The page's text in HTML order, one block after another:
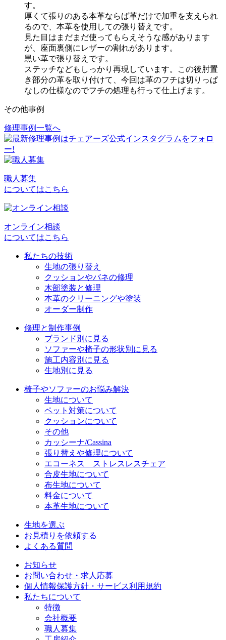
す。
厚くて張りのある本革ならば革だけで加重を支えられ
るので、本革を使用しての張り替えです。
見た目はまだまだ使ってもらえそうな感があります
が、座面裏側にレザーの割れがあります。
黒い革で張り替えです。
ステッチなどもしっかり再現しています。この後肘置
き部分の革を取り付けて、今回は革のフチは切りっぱ
なしの仕様なのでフチの処理も行って仕上げます。
その他事例
投
稿
ナ
ビ
ゲ
ー
シ
ョ
修理事例一覧へ
職人募集
についてはこちら
オンライン相談
についてはこちら
私たちの技術
生地の張り替え
クッションやバネの修理
木部塗装と修理
本革のクリーニングや塗装
オーダー制作
修理と制作事例
ブランド別に見る
ソファーや椅子の形状別に見る
施工内容別に見る
生地別に見る
椅子やソファーのお悩み解決
生地について
ペット対策について
クッションについて
その他
カッシーナ/Cassina
張り替えや修理について
エコーネス ストレスレスチェア
合皮生地について
布生地について
料金について
本革生地について
生地を選ぶ
お見積りを依頼する
よくある質問
お知らせ
お問い合わせ・求人応募
個人情報保護方針・サービス利用規約
私たちについて
特徴
会社概要
職人募集